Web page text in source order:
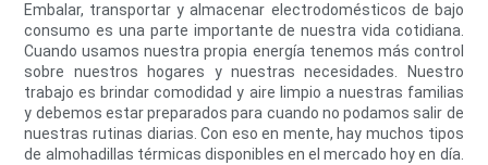
Embalar, transportar y almacenar electrodomésticos de bajo
consumo es una parte importante de nuestra vida cotidiana.
Cuando usamos nuestra propia energía tenemos más control
sobre nuestros hogares y nuestras necesidades. Nuestro
trabajo es brindar comodidad y aire limpio a nuestras familias
y debemos estar preparados para cuando no podamos salir de
nuestras rutinas diarias. Con eso en mente, hay muchos tipos
de almohadillas térmicas disponibles en el mercado hoy en día.